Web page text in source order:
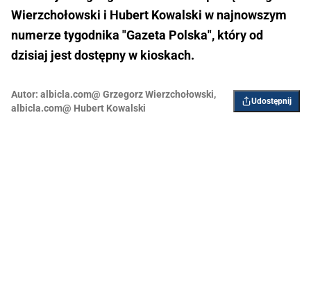
Wierzchołowski i Hubert Kowalski w najnowszym
numerze tygodnika "Gazeta Polska", który od
dzisiaj jest dostępny w kioskach.
Autor: albicla.com@ Grzegorz Wierzchołowski,
albicla.com@ Hubert Kowalski
Udostępnij